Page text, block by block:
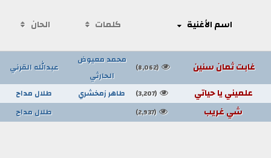
اسم الأغنية كلمات الحان
غابت ثمان سنين (8,062)
محمد معيوض
الحارثي
عبدالله القرني
علميني يا حياتي (3,207) طاهر زمخشري طلال مداح
شي غريب (2,937) طلال مداح